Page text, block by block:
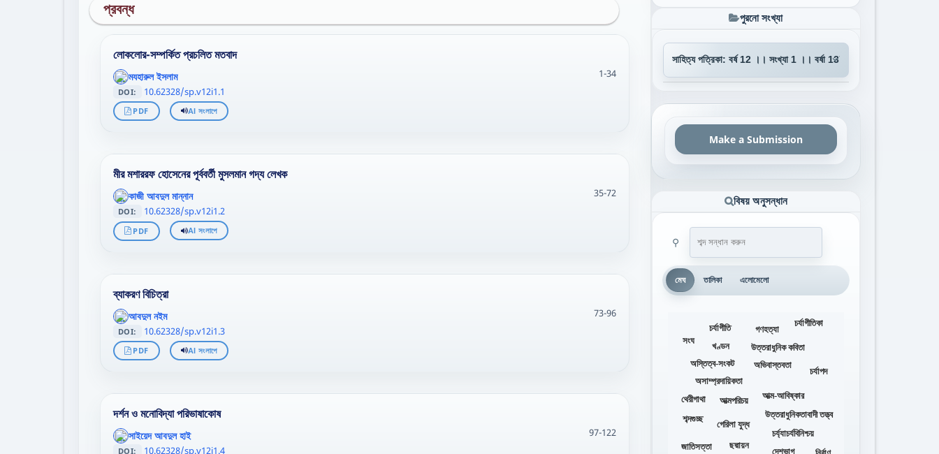
প্রবন্ধ
লোকলোর-সম্পর্কিত প্রচলিত মতবাদ
';
};">
মযহারুল ইসলাম 1-34
DOI: 10.62328/sp.v12i1.1
PDF AI সংলাপে
মীর মশাররফ হোসেনের পূর্ববর্তী মুসলমান গদ্য লেখক
';
};">
কাজী আবদুল মান্নান 35-72
DOI: 10.62328/sp.v12i1.2
PDF AI সংলাপে
ব্যাকরণ বিচিত্রা
';
};">
আবদুল নইম 73-96
DOI: 10.62328/sp.v12i1.3
PDF AI সংলাপে
দর্শন ও মনোবিদ্যা পরিভাষাকোষ
';
};">
সাইয়েদ আবদুল হাই 97-122
DOI: 10.62328/sp.v12i1.4
পুরনো সংখ্যা
Make a Submission
বিষয় অনুসন্ধান
⚲
মেঘ তালিকা এলোমেলো
অভিবাস্তবতা
অসাম্প্রদায়িকতা
অস্তিত্ব-সংকট
আত্ম-আবিষ্কার
আত্মপরিচয়
উত্তরাধুনিক কবিতা
উত্তরাধুনিকতাবাদী তত্ত্ব
খণ্ডন
গণহত্যা
গেরিলা যুদ্ধ
চর্যাগীতি
চর্যাগীতিকা
চর্যাপদ
চর্য্যাচর্যবিনিশ্চয়
ছদ্মায়ন
জাতিসত্তা
থেরীগাথা
দেশভাগ
শব্দগুচ্ছ
সংঘ